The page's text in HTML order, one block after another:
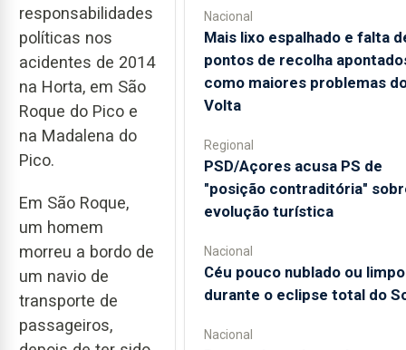
responsabilidades
políticas nos
acidentes de 2014
na Horta, em São
Roque do Pico e
na Madalena do
Pico.
Em São Roque,
um homem
morreu a bordo de
um navio de
transporte de
passageiros,
Nacional
Mais lixo espalhado e falta
pontos de recolha
como maiores problemas
Volta
Regional
PSD/Açores acusa PS de
"posição contraditória"
evolução turística
Nacional
Céu pouco nublado ou limpo
durante o eclipse total do
Nacional